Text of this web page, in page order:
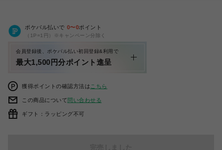
ポケパル払いで 0〜0ポイント
（1P=1円）※キャンペーン分除く
会員登録後、ポケパル払い初回登録&利用で
最大1,500円分ポイント進呈
獲得ポイントの確認方法は こちら
この商品について問い合わせる
ギフト：ラッピング不可